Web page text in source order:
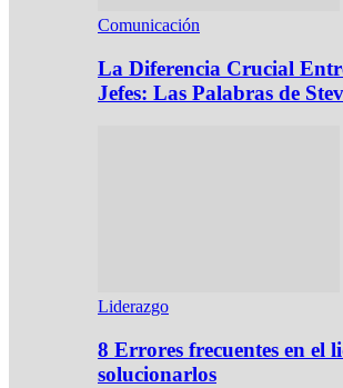
Comunicación
La Diferencia Crucial
Jefes: Las Palabras de
Liderazgo
8 Errores frecuentes en el
solucionarlos